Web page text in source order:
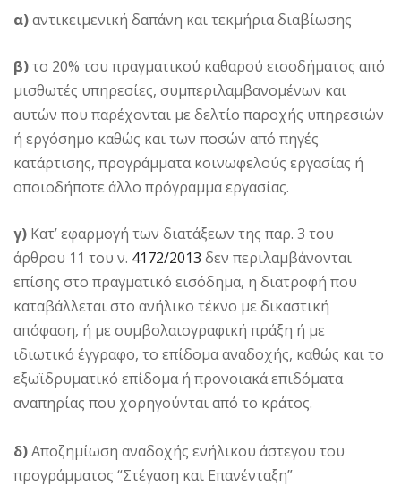
α)αντικειμενική δαπάνη και τεκμήρια διαβίωσης
β)το 20% του πραγματικού καθαρού εισοδήματος από
μισθωτές υπηρεσίες, συμπεριλαμβανομένων και
αυτών που παρέχονται με δελτίο παροχής υπηρεσιών
ή εργόσημο καθώς και των ποσών από πηγές
κατάρτισης, προγράμματα κοινωφελούς εργασίας ή
οποιοδήποτε άλλο πρόγραμμα εργασίας.
γ) Κατ’ εφαρμογή των διατάξεων της παρ. 3 του
άρθρου 11 του ν. 4172/2013 δεν περιλαμβάνονται
επίσης στο πραγματικό εισόδημα, η διατροφή που
καταβάλλεται στο ανήλικο τέκνο με δικαστική
απόφαση, ή με συμβολαιογραφική πράξη ή με
ιδιωτικό έγγραφο, το επίδομα αναδοχής, καθώς και το
εξωϊδρυματικό επίδομα ή προνοιακά επιδόματα
αναπηρίας που χορηγούνται από το κράτος.
δ)Αποζημίωση αναδοχής ενήλικου άστεγου του
προγράμματος “Στέγαση και Επανένταξη”